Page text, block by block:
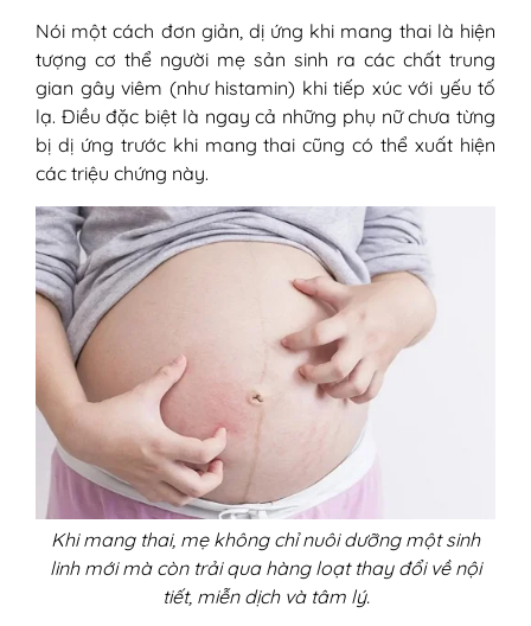
không?
V - Mẹ bầu bị dị ứng nên làm gì?
Bước 1: Xác định nguyên nhân gây dị
ứng
Bước 2: Ngưng tác nhân và bảo vệ
vùng da bị dị ứng
Bước 3: Giảm triệu chứng ngứa, mẩn
đỏ tại nhà
Bước 4: Đi khám bác sĩ khi có dấu
VI - Cách phòng tránh dị ứng khi mang thai
1. Ăn uống lành mạnh, chọn thực
phẩm an toàn
2. Tránh tiếp xúc với hóa chất và mỹ
phẩm lạ
3. Giữ vệ sinh cơ thể và môi trường
sống sạch sẽ
4. Chăm sóc da đều đặn - dưỡng ẩm
đúng cách
5. Giữ tinh thần thoải mái, ngủ đủ giấc
6. Kiểm tra sức khỏe định kỳ và trao
Nói một cách đơn giản, dị ứng khi mang thai là hiện
tượng cơ thể người mẹ sản sinh ra các chất trung
gian gây viêm (như histamin) khi tiếp xúc với yếu tố
lạ. Điều đặc biệt là ngay cả những phụ nữ chưa từng
bị dị ứng trước khi mang thai cũng có thể xuất hiện
các triệu chứng này.
Khi mang thai, mẹ không chỉ nuôi dưỡng một sinh
linh mới mà còn trải qua hàng loạt thay đổi về nội
tiết, miễn dịch và tâm lý.